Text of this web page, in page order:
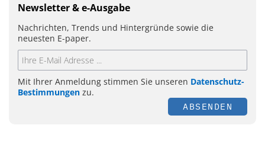
Newsletter & e-Ausgabe
Nachrichten, Trends und Hintergründe sowie die
neuesten E-paper.
Mit Ihrer Anmeldung stimmen Sie unseren Datenschutz-
Bestimmungen zu.
ABSENDEN